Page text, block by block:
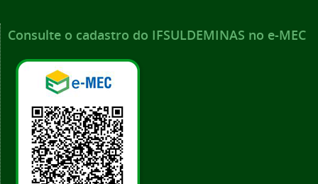
Consulte o cadastro do IFSULDEMINAS no e-MEC